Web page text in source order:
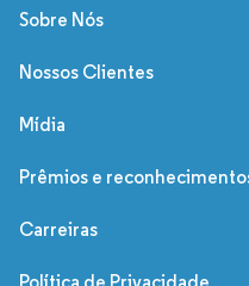
Sobre Nós
Nossos Clientes
Mídia
Prêmios e
Carreiras